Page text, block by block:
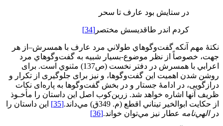
در ستايش بود عارف تا سحر
كردم اندر طاقديسش مختصر [34]
نكتۀ مهم آنكه گفت‌وگوهاي طولاني مرد عارف با همسرش–از هر
جهت، خصوصاً از نظر موضوع-بسیار شبيه به گفت‌وگوهاي مرد
اعرابي با همسرش در دفتر نخست (ص137) مثنوي است. برای
روشن شدن اهمیت این گفت‌وگوها، و نیز برای جلوگیری از تکرار و
درازگویی، در ادامۀ جستار و در بخش گفت‌وگوها به پاره‌ای نکات
ظریف آنها اشاره خواهد شد. زرين‌كوب اصل اين داستان را مأخـوذ
از حكايت ابوالخير تيناني اقطع (م. 349ق) مي‌داند.
[35]
اين داستان را
درالهي‌نامه عطار نيز مي‌توان خواند.[36]